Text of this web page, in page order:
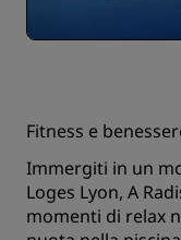
Fitness e
Immergiti in un
Loges Lyon, A
momenti di relax